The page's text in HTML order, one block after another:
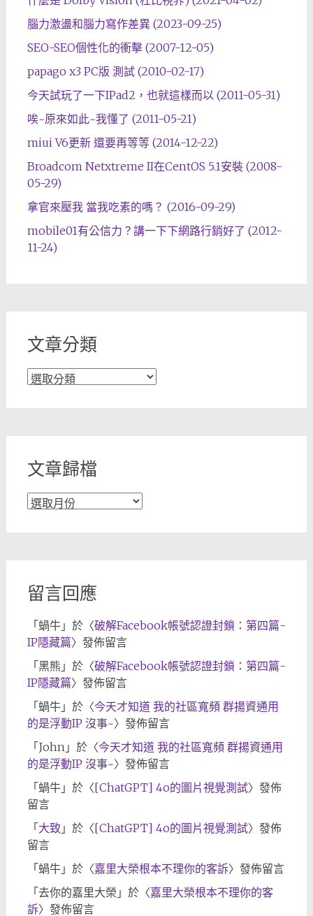
腦力激盪和腦力寫作差異 (2023-09-25)
SEO-SEO個性化的衝擊 (2007-12-05)
papago x3 PC版 測試 (2010-02-17)
今天試玩了一下IPad2，也就這樣而以 (2011-05-31)
唉~原來如此~我懂了 (2011-05-21)
miui V6更新 還要再等等 (2014-12-22)
Broadcom Netxtreme II在CentOS 5.1安裝 (2008-
05-29)
拿官來壓我 當我吃素的嗎？ (2016-09-29)
mobile01有公信力？講一下下網路行銷好了 (2012-
11-24)
文章分類
文
文章歸檔
文
留言回應
「蝸牛」於〈破解Facebook帳號認證封鎖：第四篇-
IP隱藏篇〉發佈留言
「黑熊 」於〈破解Facebook帳號認證封鎖：第四篇-
IP隱藏篇〉發佈留言
「蝸牛」於〈今天才知道 我的社區寬頻 群揚資通用
的是浮動IP 沒事~〉發佈留言
「John 」於〈今天才知道 我的社區寬頻 群揚資通用
的是浮動IP 沒事~〉發佈留言
「蝸牛」於〈[ChatGPT] 4o的圖片視覺測試〉發佈
留言
「大致 」於〈[ChatGPT] 4o的圖片視覺測試〉發佈
留言
「蝸牛」於〈嘉里大榮根本不理你的客訴〉發佈留言
「去你的嘉里大榮 」於〈嘉里大榮根本不理你的客
訴〉發佈留言